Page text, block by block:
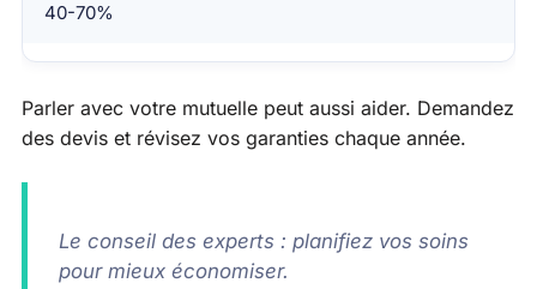
40-70%
Parler avec votre mutuelle peut aussi aider. Demandez
des devis et révisez vos garanties chaque année.
Le conseil des experts : planifiez vos soins
pour mieux économiser.